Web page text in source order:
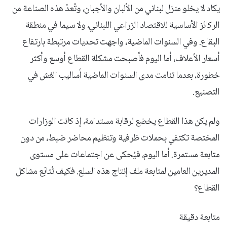
يكاد لا يخلو منزل لبناني من الألبان والأجبان، وتُعدّ هذه الصناعة من
الركائز الأساسية للاقتصاد الزراعي اللبناني، ولا سيما في منطقة
البقاع. وفي السنوات الماضية، واجهت تحديات مرتبطة بارتفاع
أسعار الأعلاف، أما اليوم فأصبحت مشكلة القطاع أوسع وأكثر
خطورة، بعدما تنامت مدى السنوات الماضية أساليب الغش في
التصنيع.
ولم يكن هذا القطاع يخضع لرقابة مستدامة، إذ كانت الوزارات
المختصة تكتفي بحملات ظرفية وتنظيم محاضر ضبط، من دون
متابعة مستمرة. أما اليوم، فيُحكى عن اجتماعات على مستوى
المديرين العامين لمتابعة ملف إنتاج هذه السلع. فكيف تُتابَع مشاكل
القطاع؟
متابعة دقيقة